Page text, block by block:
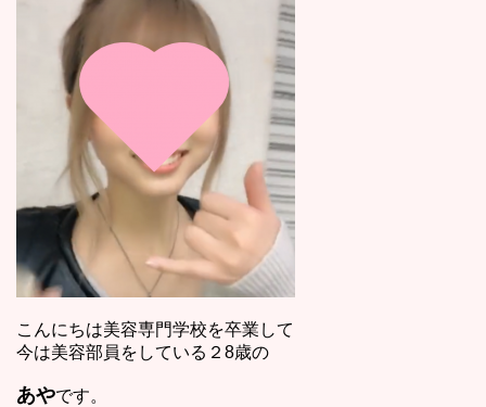
こんにちは美容専門学校を卒業して
今は美容部員をしている２8歳の
あやです。